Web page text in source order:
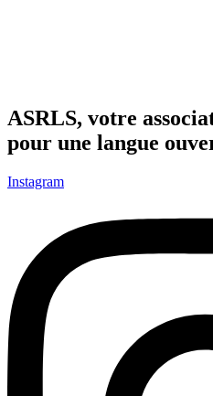
ASRLS, votre
pour une langue
Instagram